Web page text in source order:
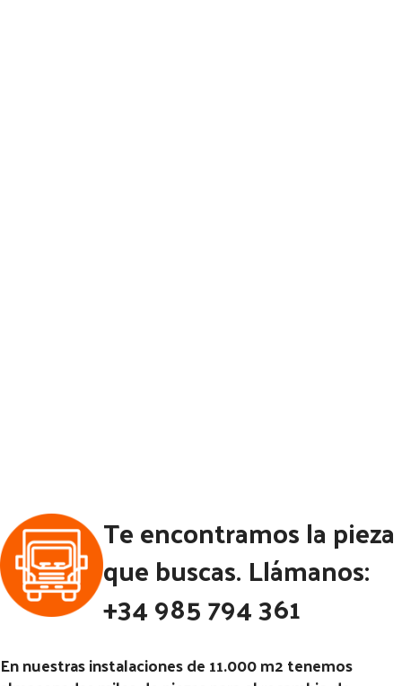
Te encontramos la pieza
que buscas. Llámanos:
+34 985 794 361
En nuestras instalaciones de 11.000 m2 tenemos